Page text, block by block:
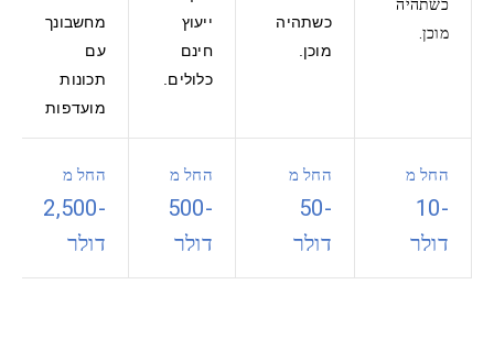
כשתהיה
מוכן.
כשתהיה
מוכן.
ייעוץ
חינם
כלולים.
מחשבונך
עם
תכונות
מועדפות
החל מ
-10
דולר
החל מ
-50
דולר
החל מ
-500
דולר
החל מ
-2,500
דולר